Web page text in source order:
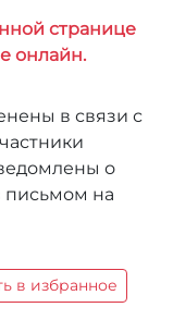
странице
онлайн.
в связи с
о
письмом на
в избранное